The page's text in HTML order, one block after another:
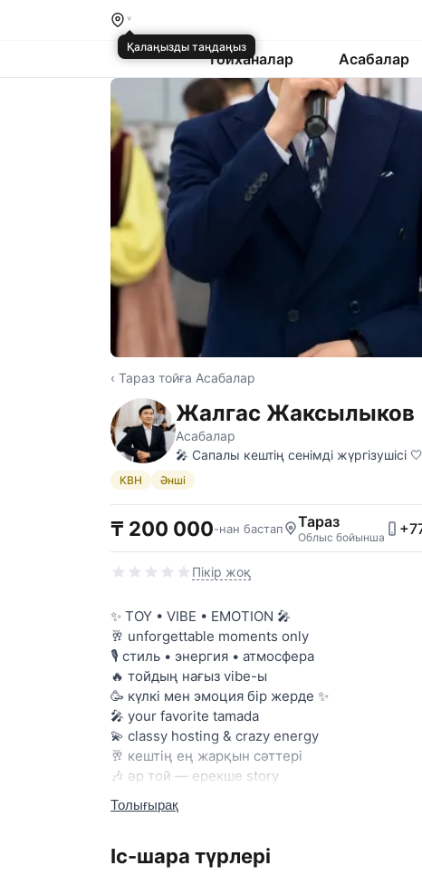
Қалаңызды таңдаңыз
Тойханалар Асабалар
‹ Тараз тойға Асабалар
Жалгас Жаксылыков
Асабалар
🎤 Сапалы кештің сенімді жүргізушісі 🤍
КВН Әнші
₸ 200 000-нан бастап Тараз
Облыс бойынша
Пікір жоқ
✨ TOY • VIBE • EMOTION 🎤
🥂 unforgettable moments only
🎙️ стиль • энергия • атмосфера
🔥 тойдың нағыз vibe-ы
🥳 күлкі мен эмоция бір жерде ✨
🎤 your favorite tamada
💫 classy hosting & crazy energy
🥂 кештің ең жарқын сәттері
🎶 әр той — ерекше story
🔥 әр қонақ — ерекше көңіл
🤍 modern tamada
⚡ көңіл көтеру — менің өнерім
Толығырақ
Іс-шара түрлері